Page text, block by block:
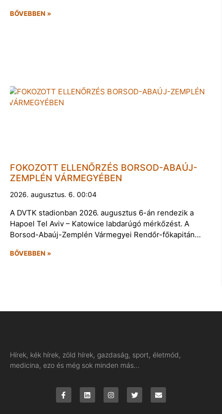
BŐVEBBEN »
FOKOZOTT ELLENŐRZÉS BORSOD-ABAÚJ-
ZEMPLÉN VÁRMEGYÉBEN
2026. augusztus. 6. 00:04
A DVTK stadionban 2026. augusztus 6-án rendezik a
Hapoel Tel Aviv – Katowice labdarúgó mérkőzést. A
Borsod-Abaúj-Zemplén Vármegyei Rendőr-főkapitán…
BŐVEBBEN »
Hírek, kék hírek, zöld hírek, gazdaság, sport, életmód,
medicina, ezo és még sok minden más…